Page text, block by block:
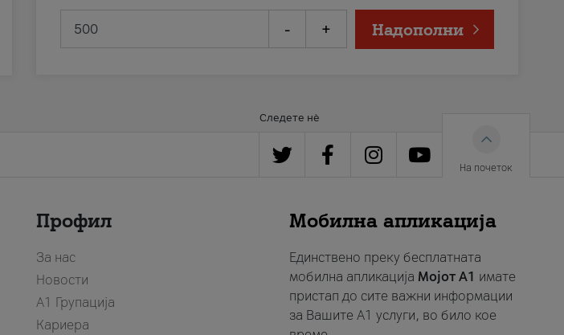
- + Надополни
Следете нè
На почеток
Профил
За нас
Новости
А1 Групација
Кариера
Мобилна апликација
Единствено преку бесплатната
мобилна апликација Мојот A1 имате
пристап до сите важни информации
за Вашите A1 услуги, во било кое